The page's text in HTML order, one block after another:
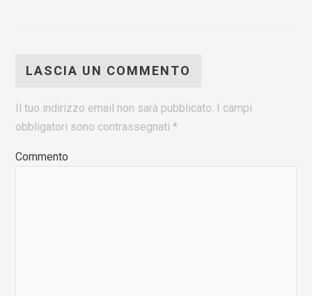
LASCIA UN COMMENTO
Il tuo indirizzo email non sarà pubblicato. I campi
obbligatori sono contrassegnati*
Commento